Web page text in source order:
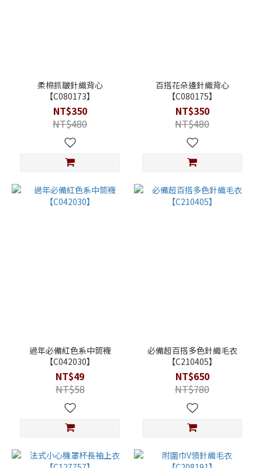
柔棉抓皺針織背心
【C080173】
NT$350
NT$480
百搭花朵邊針織背心
【C080175】
NT$350
NT$480
過年必備紅色系中筒襪
【C042030】
NT$49
NT$58
必備超百搭多色針織毛衣
【C210405】
NT$650
NT$780